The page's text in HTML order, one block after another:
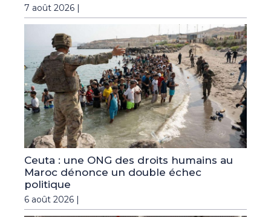
7 août 2026 |
Ceuta : une ONG des droits humains au
Maroc dénonce un double échec
politique
6 août 2026 |